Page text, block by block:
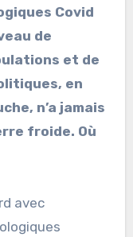
Covid
de
et de
en
n’a jamais
froide. Où
avec